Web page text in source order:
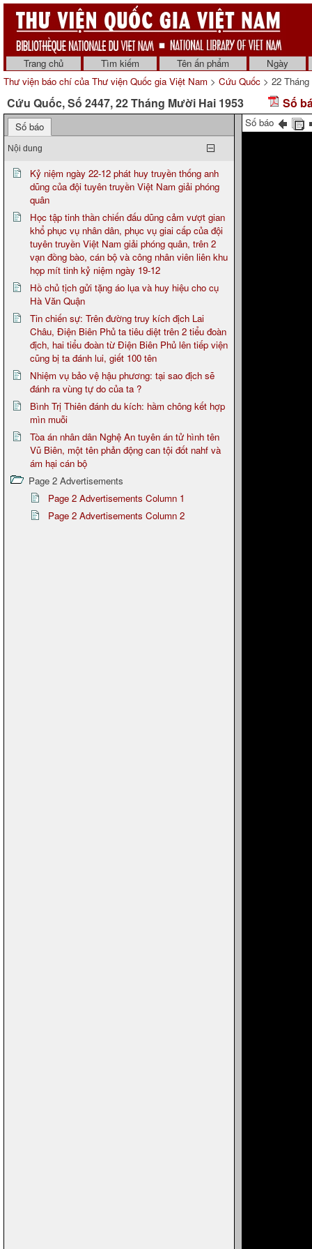
Trang chủ Tìm kiếm Tên ấn phẩm
Ngày
Thư viện báo chí của Thư viện Quốc gia Việt Nam > Cứu Quốc > 22
Cứu Quốc, Số 2447, 22 Tháng Mười Hai 1953 Số
Số báo
Nội dung
Kỷ niệm ngày 22-12 phát huy truyền thống anh
dũng của đội tuyên truyền Việt Nam giải phóng
quân
Học tập tinh thần chiến đấu dũng cảm vượt gian
khổ phục vụ nhân dân, phục vụ giai cấp của đội
tuyên truyền Việt Nam giải phóng quân, trên 2
vạn đồng bào, cán bộ và công nhân viên liên khu
họp mít tinh kỷ niệm ngày 19-12
Hồ chủ tịch gửi tặng áo lụa và huy hiệu cho cụ
Hà Văn Quận
Tin chiến sự: Trên đường truy kích địch Lai
Châu, Điện Biên Phủ ta tiêu diệt trên 2 tiểu đoàn
địch, hai tiểu đoàn từ Điện Biên Phủ lên tiếp viện
cũng bị ta đánh lui, giết 100 tên
Nhiệm vụ bảo vệ hậu phương: tại sao địch sẽ
đánh ra vùng tự do của ta ?
Bình Trị Thiên đánh du kích: hầm chông kết hợp
mìn muỗi
Tòa án nhân dân Nghệ An tuyên án tử hình tên
Vũ Biên, một tên phản động can tội đốt nahf và
ám hại cán bộ
Page 2 Advertisements
Page 2 Advertisements Column 1
Page 2 Advertisements Column 2
Số báo